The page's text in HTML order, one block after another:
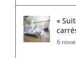
«
6